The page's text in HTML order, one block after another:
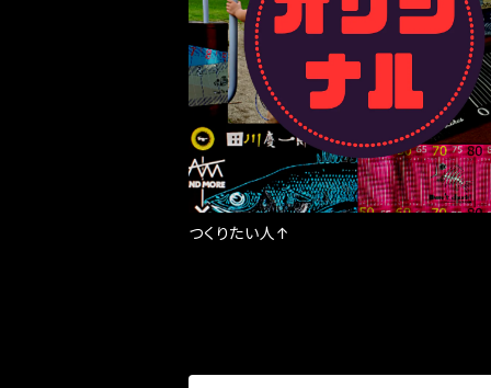
つくりたい人↑